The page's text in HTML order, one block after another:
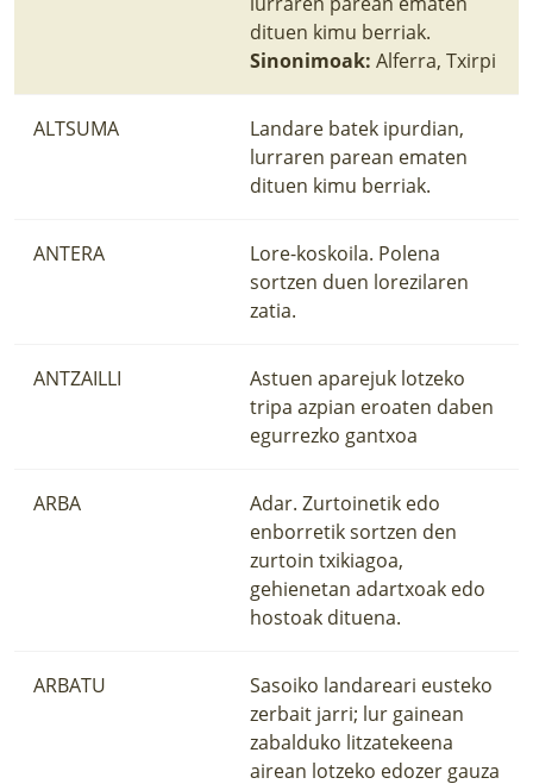
dituen kimu berriak.
Sinonimoak: Alferra, Txirpi
ALTSUMA
Landare batek ipurdian,
lurraren parean ematen
dituen kimu berriak.
ANTERA
Lore-koskoila. Polena
sortzen duen lorezilaren
zatia.
ANTZAILLI
Astuen aparejuk lotzeko
tripa azpian eroaten daben
egurrezko gantxoa
ARBA
Adar. Zurtoinetik edo
enborretik sortzen den
zurtoin txikiagoa,
gehienetan adartxoak edo
hostoak dituena.
ARBATU
Sasoiko landareari eusteko
zerbait jarri; lur gainean
zabalduko litzatekeena
airean lotzeko edozer gauza